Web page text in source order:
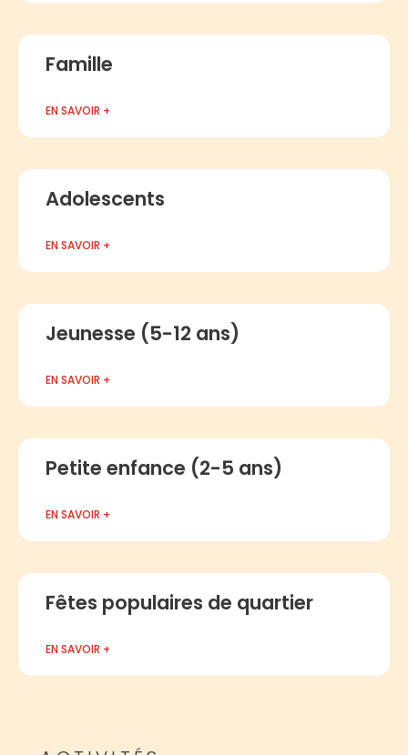
Famille
EN SAVOIR +
Adolescents
EN SAVOIR +
Jeunesse (5-12 ans)
EN SAVOIR +
Petite enfance (2-5 ans)
EN SAVOIR +
Fêtes populaires de quartier
EN SAVOIR +